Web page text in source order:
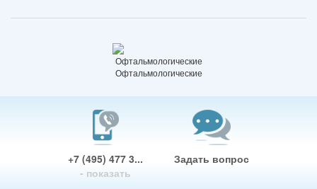
Офтальмологические
+7 (495) 477 3...
- показать
Задать вопрос